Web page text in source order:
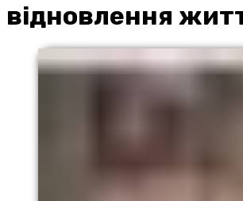
відновлення